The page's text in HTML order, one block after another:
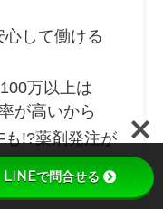
して働ける
万以上は
が高いから
!?薬剤発注が
LINEで問合せる